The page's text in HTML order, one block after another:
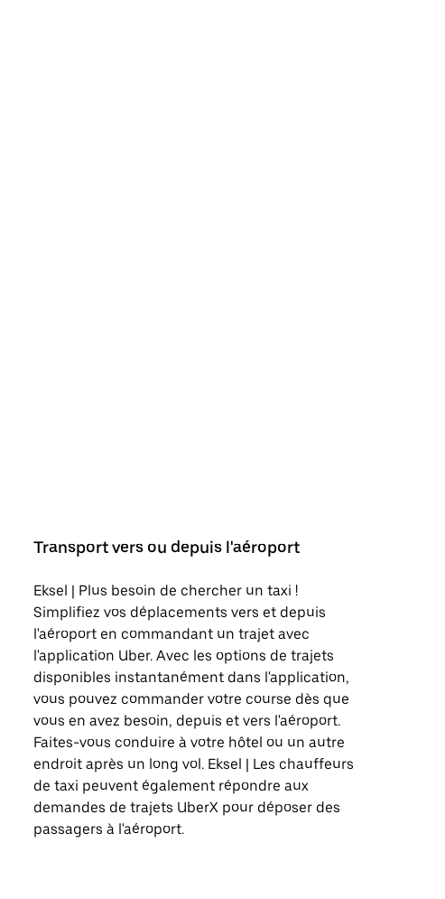
Transport vers ou depuis l'aéroport
Eksel | Plus besoin de chercher un taxi !
Simplifiez vos déplacements vers et depuis
l'aéroport en commandant un trajet avec
l'application Uber. Avec les options de trajets
disponibles instantanément dans l'application,
vous pouvez commander votre course dès que
vous en avez besoin, depuis et vers l'aéroport.
Faites-vous conduire à votre hôtel ou un autre
endroit après un long vol. Eksel | Les chauffeurs
de taxi peuvent également répondre aux
demandes de trajets UberX pour déposer des
passagers à l'aéroport.